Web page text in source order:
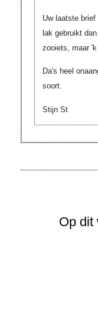
Uw laatste
lak gebruikt
zooiets, maar
Da's heel
soort.
Stijn St
Op dit